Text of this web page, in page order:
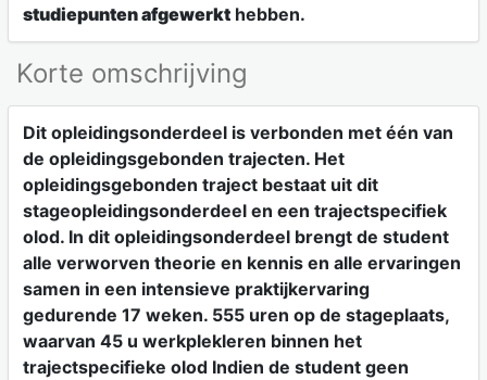
studiepunten afgewerkthebben.
Korte omschrijving
Dit opleidingsonderdeel is verbonden met één van
de opleidingsgebonden trajecten. Het
opleidingsgebonden traject bestaat uit dit
stageopleidingsonderdeel en een trajectspecifiek
olod. In dit opleidingsonderdeel brengt de student
alle verworven theorie en kennis en alle ervaringen
samen in een intensieve praktijkervaring
gedurende 17 weken. 555 uren op de stageplaats,
waarvan 45 u werkplekleren binnen het
trajectspecifieke olod Indien de student geen